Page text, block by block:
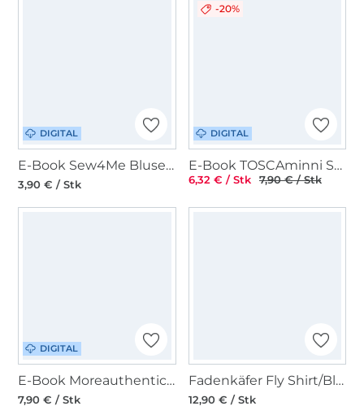
DIGITAL
E-Book Sew4Me Blusenshirt Sunny Damen
3,90 € / Stk
DIGITAL
-20%
E-Book TOSCAminni Schnittmanufaktur Bluse Gilla Damen
6,32 € / Stk 7,90 € / Stk
DIGITAL
E-Book Moreauthentic Bluse Delilah
7,90 € / Stk
Fadenkäfer Fly Shirt/Bluse Damen Papierschnittmuster
12,90 € / Stk